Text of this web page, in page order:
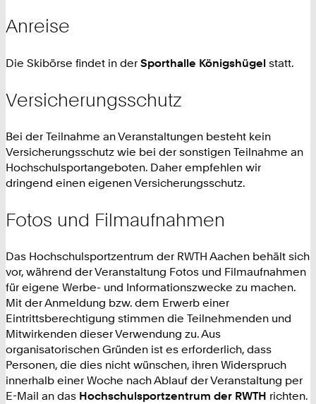
Anreise
Die Skibörse findet in der Sporthalle Königshügel statt.
Versicherungsschutz
Bei der Teilnahme an Veranstaltungen besteht kein
Versicherungsschutz wie bei der sonstigen Teilnahme an
Hochschulsportangeboten. Daher empfehlen wir
dringend einen eigenen Versicherungsschutz.
Fotos und Filmaufnahmen
Das Hochschulsportzentrum der RWTH Aachen behält sich
vor, während der Veranstaltung Fotos und Filmaufnahmen
für eigene Werbe- und Informationszwecke zu machen.
Mit der Anmeldung bzw. dem Erwerb einer
Eintrittsberechtigung stimmen die Teilnehmenden und
Mitwirkenden dieser Verwendung zu. Aus
organisatorischen Gründen ist es erforderlich, dass
Personen, die dies nicht wünschen, ihren Widerspruch
innerhalb einer Woche nach Ablauf der Veranstaltung per
E-Mail an das Hochschulsportzentrum der RWTH richten.